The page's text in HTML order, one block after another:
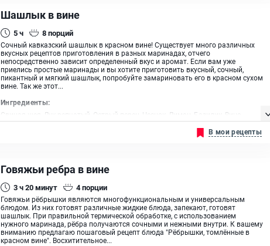
Шашлык в вине
5 ч 8порций
Сочный кавказский шашлык в красном вине! Существует много различных
вкусных рецептов приготовления в разных маринадах, отчего
непосредственно зависит определенный вкус и аромат. Если вам уже
приелись простые маринады и вы хотите приготовить вкусный, сочный,
пикантный и мягкий шашлык, попробуйте замариновать его в красном сухом
вине. Так же этот...
Ингредиенты:
Свиная шея, Лук репчатый, Острый перец, Чеснок, Лимон, Базилик, Вино
В мои рецепты
Говяжьи ребра в вине
3 ч 20минут 4порции
Говяжьи рёбрышки являются многофункциональным и универсальным
блюдом. Из них готовят различные жидкие блюда, запекают, готовят
шашлык. При правильной термической обработке, с использованием
нужного маринада, рёбра получаются сочными и нежными внутри. К вашему
вниманию предлагаю пошаговый рецепт блюда "Рёбрышки, томлённые в
красном вине". Восхитительное...